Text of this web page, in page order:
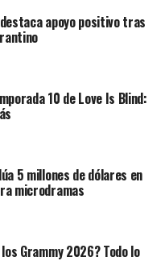
apoyo positivo tras
10 de Love Is Blind:
5 millones de dólares en
microdramas
Grammy 2026? Todo lo